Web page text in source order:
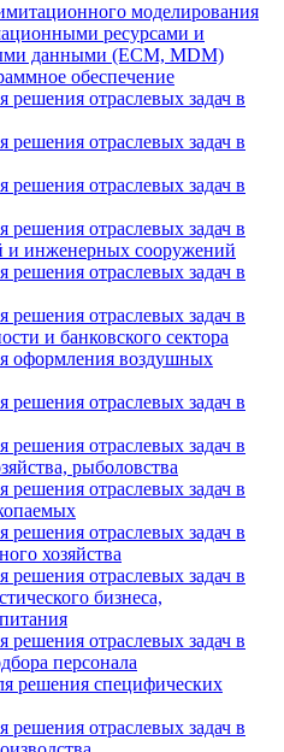
моделирования
ресурсами и
данными (ECM, MDM)
обеспечение
решения отраслевых задач в
решения отраслевых задач в
решения отраслевых задач в
решения отраслевых задач в
и инженерных сооружений
решения отраслевых задач в
решения отраслевых задач в
и банковского сектора
оформления воздушных
решения отраслевых задач в
решения отраслевых задач в
рыболовства
решения отраслевых задач в
решения отраслевых задач в
хозяйства
решения отраслевых задач в
бизнеса,
решения отраслевых задач в
персонала
решения специфических
решения отраслевых задач в